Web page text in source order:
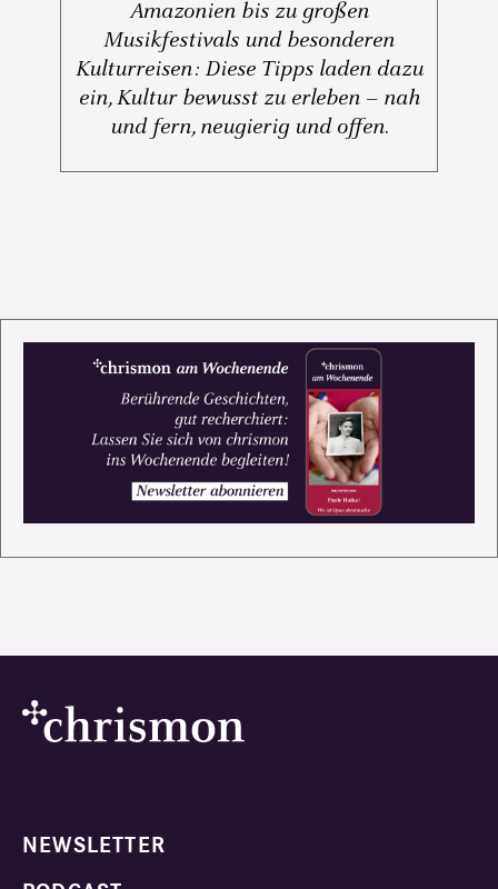
Amazonien bis zu großen
Musikfestivals und besonderen
Kulturreisen: Diese Tipps laden dazu
ein, Kultur bewusst zu erleben – nah
und fern, neugierig und offen.
NEWSLETTER